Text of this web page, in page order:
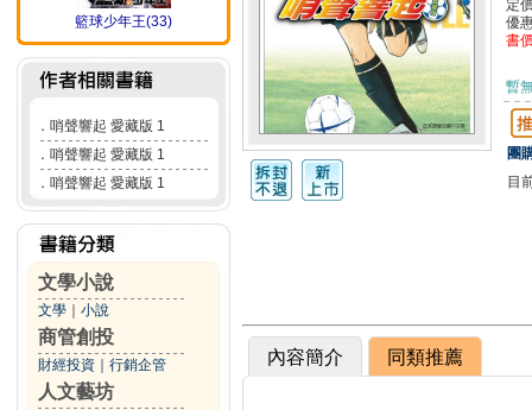
籃球少年王(33)
． 哨聲響起 愛藏版 1
． 哨聲響起 愛藏版 1
． 哨聲響起 愛藏版 1
文學小說
文學 小說
商管創投
財經投資 行銷企管
人文藝坊
定
優
書
暫
團
目
內容簡介 同類推薦